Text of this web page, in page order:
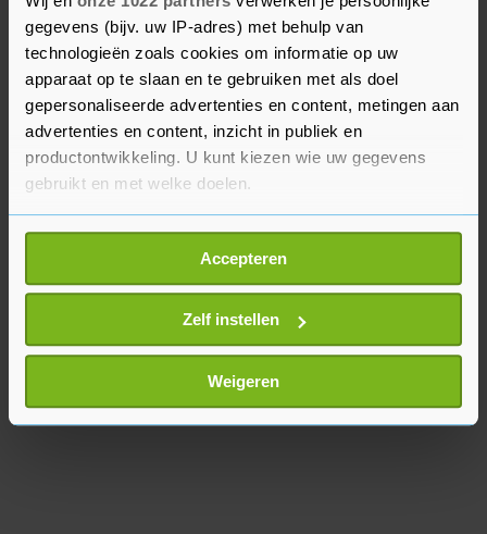
gegevens (bijv. uw IP-adres) met behulp van
technologieën zoals cookies om informatie op uw
apparaat op te slaan en te gebruiken met als doel
gepersonaliseerde advertenties en content, metingen aan
advertenties en content, inzicht in publiek en
productontwikkeling. U kunt kiezen wie uw gegevens
gebruikt en met welke doelen.
Als u het toestaat, willen we ook graag:
Informatie verzamelen over uw geografische
locatie, die tot een paar meter nauwkeurig kan zijn
Uw apparaat identificeren door het actief te
scannen op specifieke eigenschappen (fingerprinting)
Lees meer over hoe uw persoonlijke gegevens worden
verwerkt en stel uw voorkeuren in het
U kunt uw toestemming op elk moment wijzigen of
Accepteren
Zelf instellen
Weigeren
grotendeels opnieuw wordt ingericht. Eind
oktober wordt geteld hoeveel herten, paarden en
koeien er in het komende seizoen moeten worden
afgeschoten. Hun aantal is dan ondertussen door
geboortes weer toegenomen.